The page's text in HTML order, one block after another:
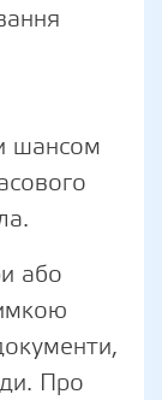
шансом
або
Про